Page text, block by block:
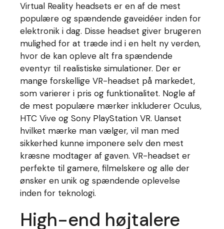
Virtual Reality headsets er en af de mest
populære og spændende gaveidéer inden for
elektronik i dag. Disse headset giver brugeren
mulighed for at træde ind i en helt ny verden,
hvor de kan opleve alt fra spændende
eventyr til realistiske simulationer. Der er
mange forskellige VR-headset på markedet,
som varierer i pris og funktionalitet. Nogle af
de mest populære mærker inkluderer Oculus,
HTC Vive og Sony PlayStation VR. Uanset
hvilket mærke man vælger, vil man med
sikkerhed kunne imponere selv den mest
kræsne modtager af gaven. VR-headset er
perfekte til gamere, filmelskere og alle der
ønsker en unik og spændende oplevelse
inden for teknologi.
High-end højtalere